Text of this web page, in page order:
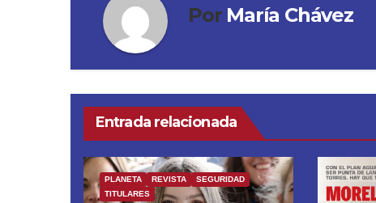
Por María Chávez
Entrada relacionada
PLANETA REVISTA
SEGURIDAD
TITULARES